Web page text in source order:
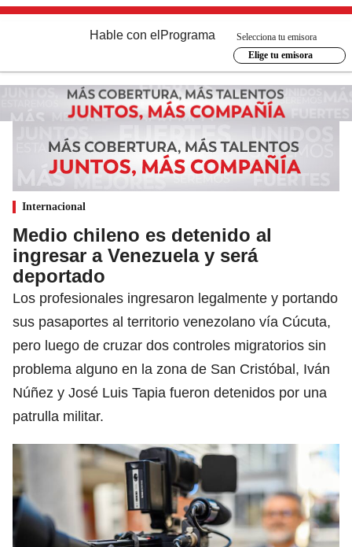
Hable con el Programa
Selecciona tu emisora
Elige tu emisora
Internacional
Medio chileno es detenido al
ingresar a Venezuela y será
deportado
Los profesionales ingresaron legalmente y portando
sus pasaportes al territorio venezolano vía Cúcuta,
pero luego de cruzar dos controles migratorios sin
problema alguno en la zona de San Cristóbal, Iván
Núñez y José Luis Tapia fueron detenidos por una
patrulla militar.